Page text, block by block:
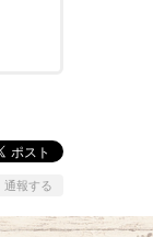
通報する